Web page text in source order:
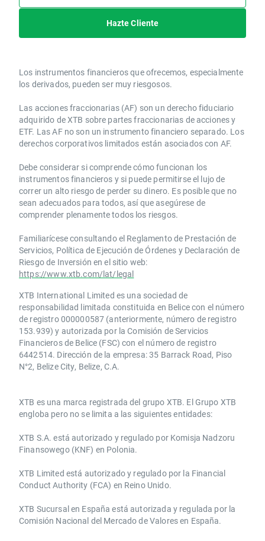
Hazte Cliente
Los instrumentos financieros que ofrecemos, especialmente
los derivados, pueden ser muy riesgosos.
Las acciones fraccionarias (AF) son un derecho fiduciario
adquirido de XTB sobre partes fraccionarias de acciones y
ETF. Las AF no son un instrumento financiero separado. Los
derechos corporativos limitados están asociados con AF.
Debe considerar si comprende cómo funcionan los
instrumentos financieros y si puede permitirse el lujo de
correr un alto riesgo de perder su dinero. Es posible que no
sean adecuados para todos, así que asegúrese de
comprender plenamente todos los riesgos.
Familiarícese consultando el Reglamento de Prestación de
Servicios, Política de Ejecución de Órdenes y Declaración de
Riesgo de Inversión en el sitio web:
https://www.xtb.com/lat/legal
XTB International Limited es una sociedad de
responsabilidad limitada constituida en Belice con el número
de registro 000000587 (anteriormente, número de registro
153.939) y autorizada por la Comisión de Servicios
Financieros de Belice (FSC) con el número de registro
6442514. Dirección de la empresa: 35 Barrack Road, Piso
N°2, Belize City, Belize, C.A.
​​XTB es una marca registrada del grupo XTB. El Grupo XTB
engloba pero no se limita a las siguientes entidades:
XTB S.A.​ está autorizado y regulado por Komisja Nadzoru
Finansowego (KNF) ​en Polonia.
XTB Limited ​está autorizado y regulado por la ​Financial
Conduct Authority ​(FCA) en ​​Reino Unido.
XTB Sucursal en España está autorizada y regulada por la
Comisión Nacional del Mercado de Valores en España.